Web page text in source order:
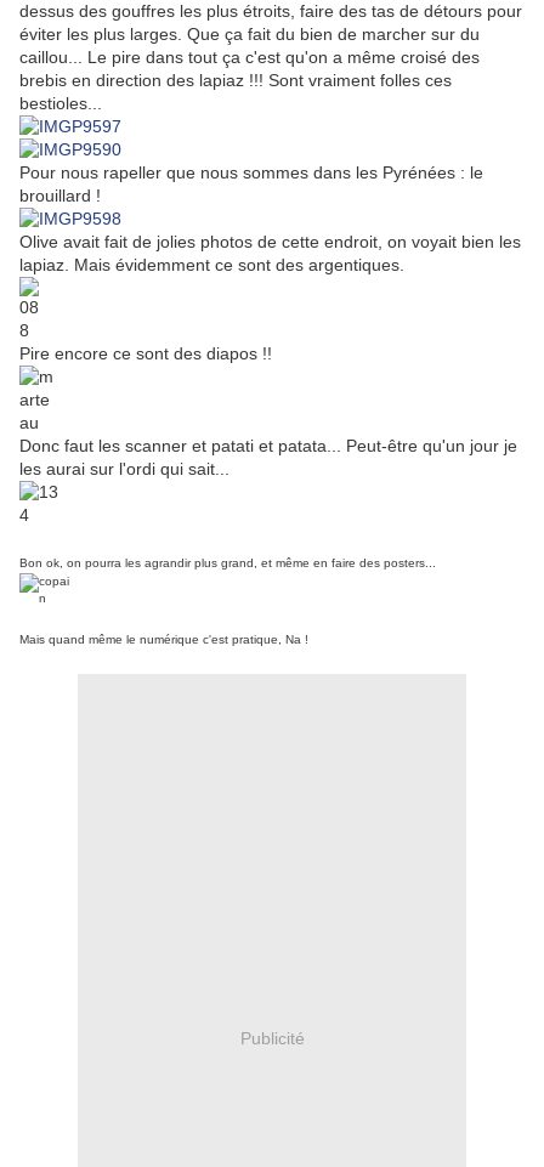
dessus des gouffres les plus étroits, faire des tas de détours pour
éviter les plus larges. Que ça fait du bien de marcher sur du
caillou... Le pire dans tout ça c'est qu'on a même croisé des
brebis en direction des lapiaz !!! Sont vraiment folles ces
bestioles...
Pour nous rapeller que nous sommes dans les Pyrénées : le
brouillard !
Olive avait fait de jolies photos de cette endroit, on voyait bien les
lapiaz. Mais évidemment ce sont des argentiques.
Pire encore ce sont des diapos !!
Donc faut les scanner et patati et patata... Peut-être qu'un jour je
les aurai sur l'ordi qui sait...
Bon ok, on pourra les agrandir plus grand, et même en faire des posters...
Mais quand même le numérique c'est pratique, Na !
Publicité